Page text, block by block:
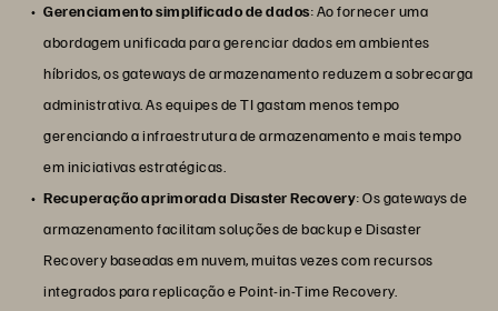
Gerenciamento simplificado de dados: Ao fornecer uma
abordagem unificada para gerenciar dados em ambientes
híbridos, os gateways de armazenamento reduzem a sobrecarga
administrativa. As equipes de TI gastam menos tempo
gerenciando a infraestrutura de armazenamento e mais tempo
em iniciativas estratégicas.
Recuperação aprimorada Disaster Recovery: Os gateways de
armazenamento facilitam soluções de backup e Disaster
Recovery baseadas em nuvem, muitas vezes com recursos
integrados para replicação e Point-in-Time Recovery.